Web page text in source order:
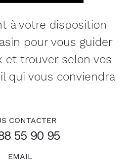
à votre disposition
pour vous guider
et trouver selon vos
qui vous conviendra
CONTACTER
55 90 95
EMAIL